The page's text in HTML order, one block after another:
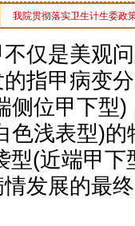
我院贯彻落实卫生计生委政
是美观问
指甲病变
侧位甲下型
色浅表型)
型(近端甲
发展的最